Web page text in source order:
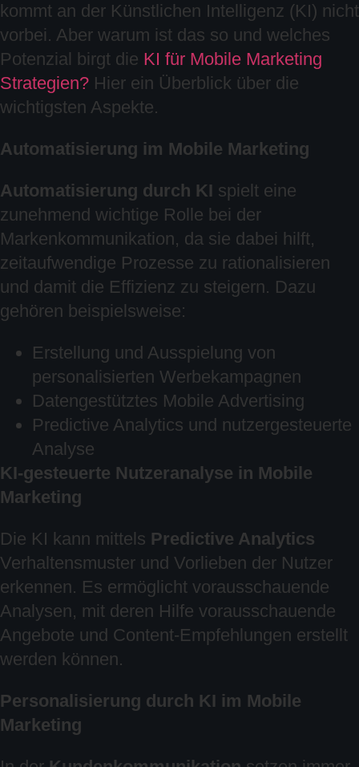
kommt an der Künstlichen Intelligenz (KI) nicht
vorbei. Aber warum ist das so und welches
Potenzial birgt die KI für Mobile Marketing
Strategien? Hier ein Überblick über die
wichtigsten Aspekte.
Automatisierung im Mobile Marketing
Automatisierung durch KI spielt eine
zunehmend wichtige Rolle bei der
Markenkommunikation, da sie dabei hilft,
zeitaufwendige Prozesse zu rationalisieren
und damit die Effizienz zu steigern. Dazu
gehören beispielsweise:
Erstellung und Ausspielung von
personalisierten Werbekampagnen
Datengestütztes Mobile Advertising
Predictive Analytics und nutzergesteuerte
Analyse
KI-gesteuerte Nutzeranalyse in Mobile
Marketing
Die KI kann mittels Predictive Analytics
Verhaltensmuster und Vorlieben der Nutzer
erkennen. Es ermöglicht vorausschauende
Analysen, mit deren Hilfe vorausschauende
Angebote und Content-Empfehlungen erstellt
werden können.
Personalisierung durch KI im Mobile
Marketing